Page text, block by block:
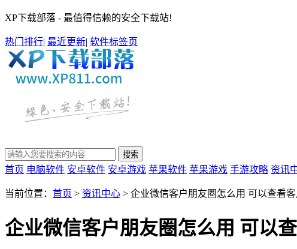
XP下载部落 - 最值得信赖的安全下载站!
热门排行| 最近更新| 软件标签页
首页 电脑软件 安卓软件 安卓游戏 苹果软件 苹果游戏 手游攻略 资讯
当前位置： 首页 > 资讯中心 > 企业微信客户朋友圈怎么用 可以查看
企业微信客户朋友圈怎么用 可以